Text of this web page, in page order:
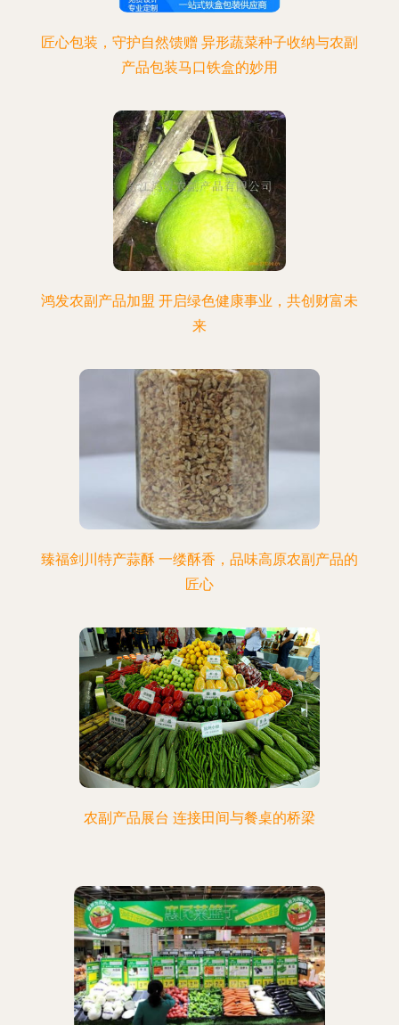
匠心包装，守护自然馈赠 异形蔬菜种子收纳与农副
产品包装马口铁盒的妙用
鸿发农副产品加盟 开启绿色健康事业，共创财富未
来
臻福剑川特产蒜酥 一缕酥香，品味高原农副产品的
匠心
农副产品展台 连接田间与餐桌的桥梁